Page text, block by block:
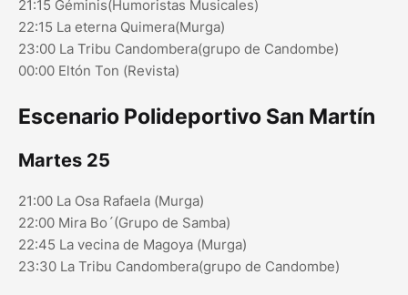
21:15 Géminis(Humoristas Musicales)
22:15 La eterna Quimera(Murga)
23:00 La Tribu Candombera(grupo de Candombe)
00:00 Eltón Ton (Revista)
Escenario Polideportivo San Martín
Martes 25
21:00 La Osa Rafaela (Murga)
22:00 Mira Bo´(Grupo de Samba)
22:45 La vecina de Magoya (Murga)
23:30 La Tribu Candombera(grupo de Candombe)